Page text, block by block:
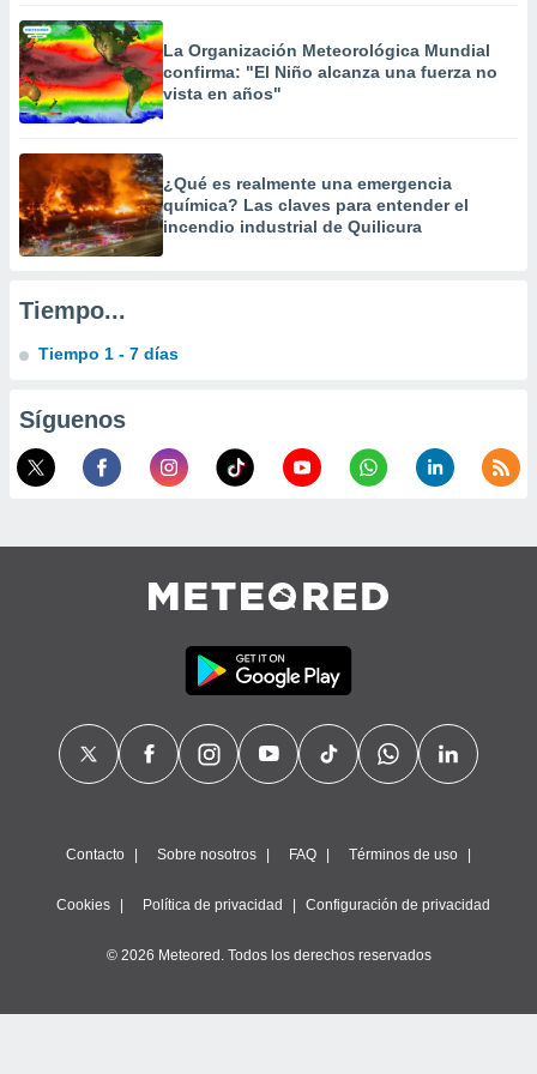
La Organización Meteorológica Mundial
confirma: "El Niño alcanza una fuerza no
vista en años"
¿Qué es realmente una emergencia
química? Las claves para entender el
incendio industrial de Quilicura
Tiempo...
Tiempo 1 - 7 días
Síguenos
Contacto Sobre nosotros FAQ Términos de uso
Cookies Política de privacidad Configuración de privacidad
© 2026 Meteored. Todos los derechos reservados